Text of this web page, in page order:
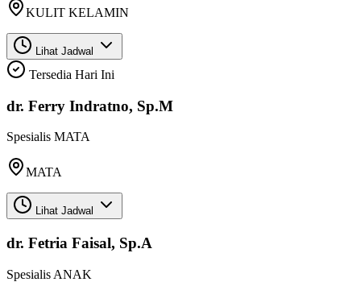
KULIT KELAMIN
Lihat Jadwal
Tersedia Hari Ini
dr. Ferry Indratno, Sp.M
Spesialis MATA
MATA
Lihat Jadwal
dr. Fetria Faisal, Sp.A
Spesialis ANAK